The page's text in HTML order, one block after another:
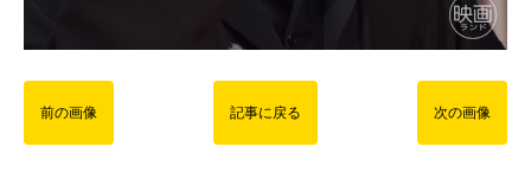
前の画像 記事に戻る 次の画像